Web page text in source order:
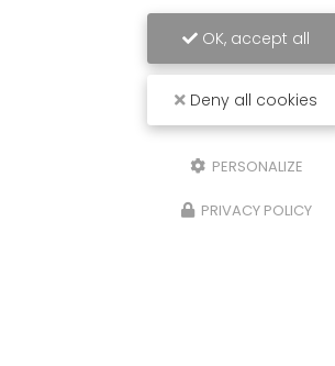
OK, accept all
Deny all cookies
PERSONALIZE
PRIVACY POLICY